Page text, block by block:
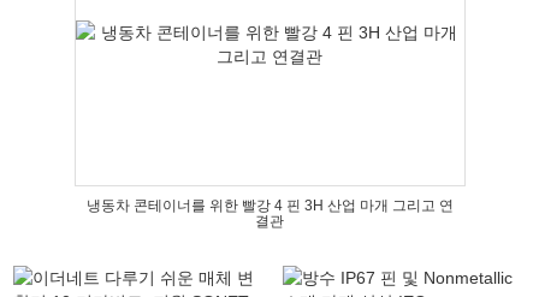
냉동차 콘테이너를 위한 빨강 4 핀 3H 산업 마개 그리고 연
결관